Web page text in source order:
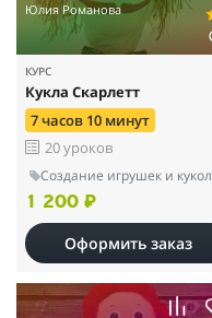
Юлия Романова
КУРС
Кукла Скарлетт
7 часов 10 минут
20 уроков
Создание игрушек и кукол
1 200 ₽
Оформить заказ